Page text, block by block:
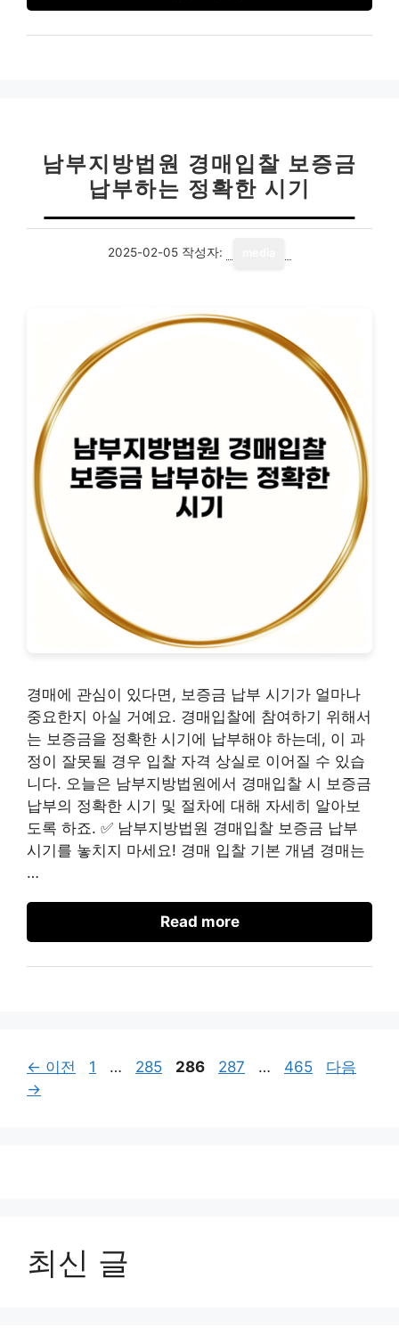
남부지방법원 경매입찰 보증금
납부하는 정확한 시기
2025-02-05 작성자:
경매에 관심이 있다면, 보증금 납부 시기가 얼마나
중요한지 아실 거예요. 경매입찰에 참여하기 위해서
는 보증금을 정확한 시기에 납부해야 하는데, 이 과
정이 잘못될 경우 입찰 자격 상실로 이어질 수 있습
니다. 오늘은 남부지방법원에서 경매입찰 시 보증금
납부의 정확한 시기 및 절차에 대해 자세히 알아보
도록 하죠. ✅ 남부지방법원 경매입찰 보증금 납부
시기를 놓치지 마세요! 경매 입찰 기본 개념 경매는
…
Read more
← 이전
페
1 …
페
285
페
286
페
287 …
페
465
다음
→
최신 글